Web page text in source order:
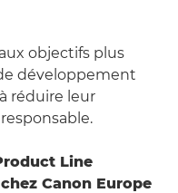
objectifs plus
développement
réduire leur
Line
Canon Europe